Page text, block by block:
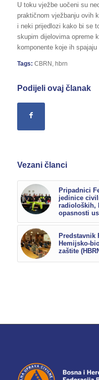
U toku vježbe uočeni su
praktičnom vježbanju ovih
i neki prijedlozi kako bi se
skupim dijelovima opreme
komponente koje ih spajaju
Tags: CBRN hbrn
Podijeli ovaj članak
Vezani članci
Pripadnici
jedinice
radioloških,
opasnosti
Predstavnik
Hemijsko-
zaštite